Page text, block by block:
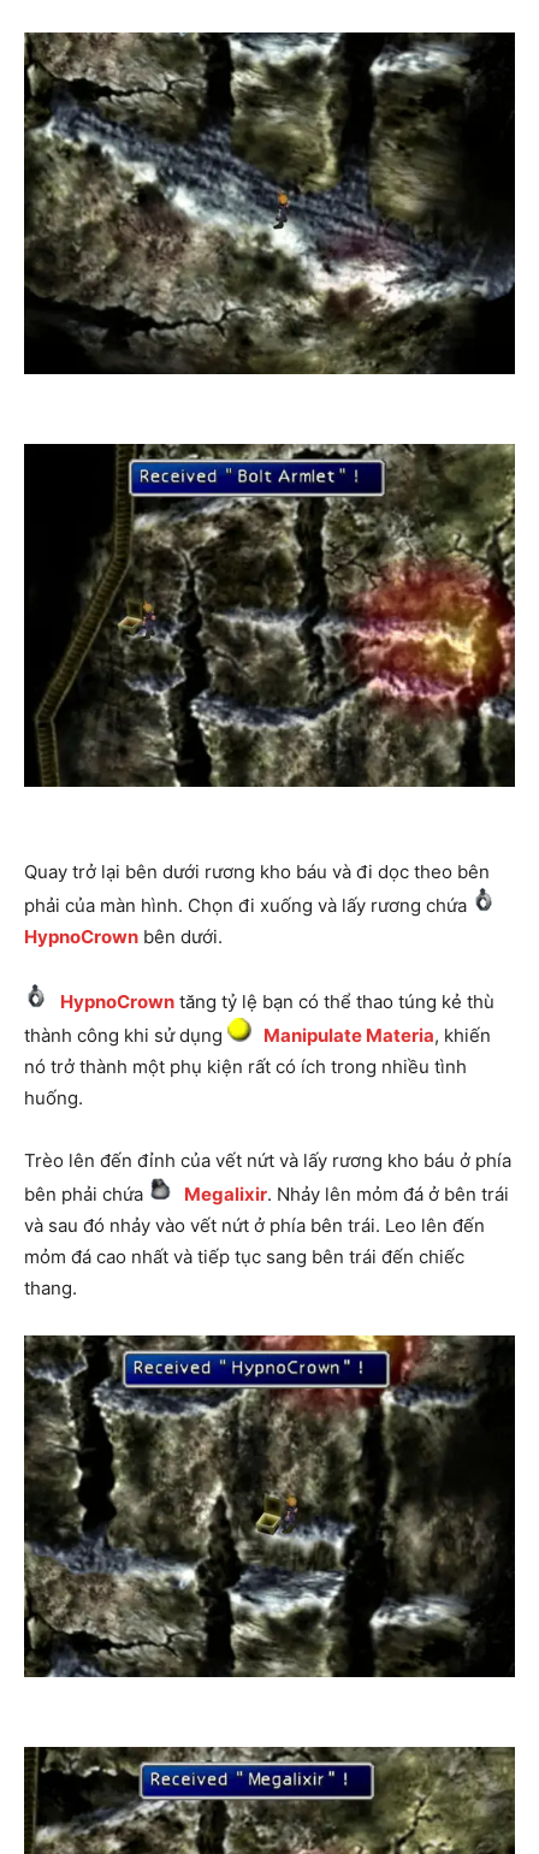
Quay trở lại bên dưới rương kho báu và đi dọc theo bên
phải của màn hình. Chọn đi xuống và lấy rương chứa
HypnoCrown bên dưới.
HypnoCrown tăng tỷ lệ bạn có thể thao túng kẻ thù
thành công khi sử dụng
Manipulate Materia, khiến
nó trở thành một phụ kiện rất có ích trong nhiều tình
huống.
Trèo lên đến đỉnh của vết nứt và lấy rương kho báu ở phía
bên phải chứa
Megalixir. Nhảy lên mỏm đá ở bên trái
và sau đó nhảy vào vết nứt ở phía bên trái. Leo lên đến
mỏm đá cao nhất và tiếp tục sang bên trái đến chiếc
thang.